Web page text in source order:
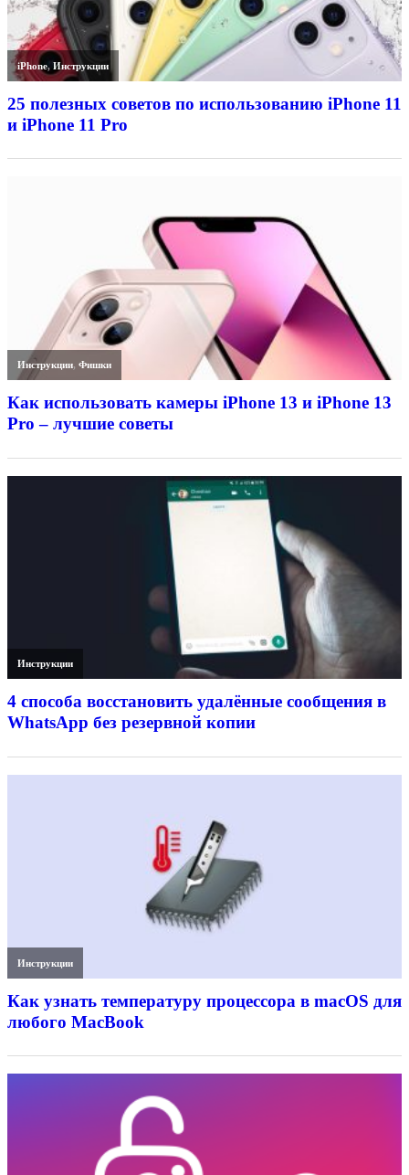
iPhone,Инструкции
25 полезных советов по использованию iPhone 11
и iPhone 11 Pro
Инструкции,Фишки
Как использовать камеры iPhone 13 и iPhone 13
Pro – лучшие советы
Инструкции
4 способа восстановить удалённые сообщения в
WhatsApp без резервной копии
Инструкции
Как узнать температуру процессора в macOS для
любого MacBook